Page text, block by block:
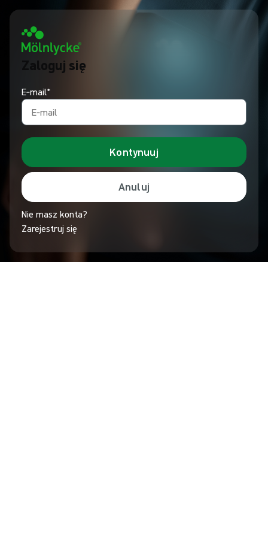
Zaloguj się
E‑mail*
Kontynuuj
Anuluj
Nie masz konta?
Zarejestruj się